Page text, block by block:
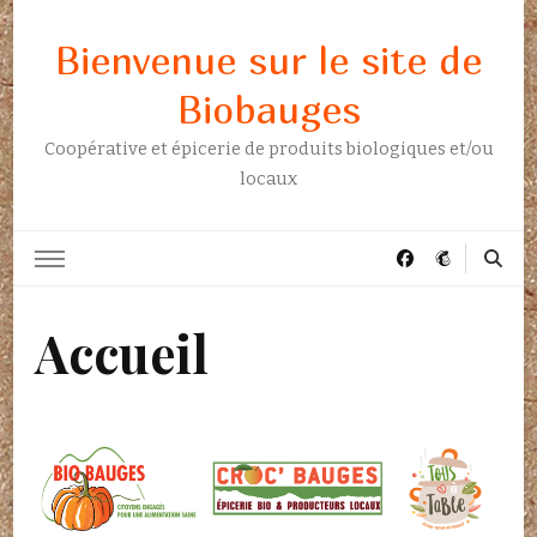
Bienvenue sur le site de
Biobauges
Coopérative et épicerie de produits biologiques et/ou
locaux
Accueil